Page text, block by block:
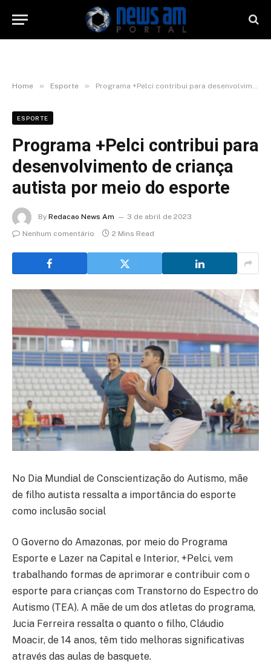
Home » Esporte » Programa +Pelci contribui para desenvolvimento de criança autista por meio do esporte
ESPORTE
Programa +Pelci contribui para
desenvolvimento de criança
autista por meio do esporte
By Redacao News Am
3 de abril de 2023
Nenhum comentário
2 Mins Read
No Dia Mundial de Conscientização do Autismo, mãe
de filho autista ressalta a importância do esporte
como inclusão social
O Governo do Amazonas, por meio do Programa
Esporte e Lazer na Capital e Interior, +Pelci, vem
trabalhando formas de aprimorar e contribuir com o
esporte para crianças com Transtorno do Espectro do
Autismo (TEA). A mãe de um dos atletas do programa,
Jucia Ferreira ressalta o quanto o filho, Cláudio
Moacir, de 14 anos, têm tido melhoras significativas
através das aulas de basquete.